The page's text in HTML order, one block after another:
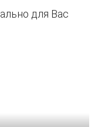
для Вас